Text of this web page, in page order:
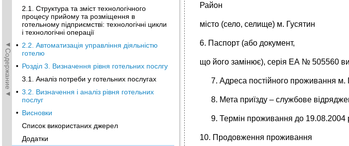
◄Содержание◄
2.1. Структура та зміст технологічного
процесу прийому та розміщення в
готельному підприємстві: технологічні цикли
і технологічні операції
• 2.2. Автоматизація управління діяльністю
готелю
• Розділ 3. Визначення рівня готельних послгу
3.1. Аналіз потреби у готельних послугах
• 3.2. Визначення і аналіз рівня готельних
послуг
• Висновки
Список використаних джерел
Додатки
Район
місто (село, селище) м. Гусятин
6. Паспорт (або документ,
що його замінює), серія ЕА № 505560
Адреса постійного проживання м.
Мета приїзду – службове
Термін проживання до 19.08.2004
10. Продовження проживання